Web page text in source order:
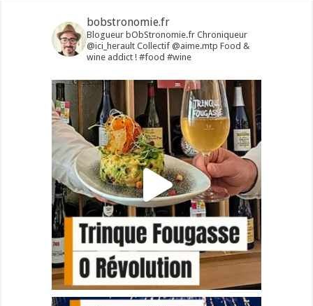
bobstronomie.fr
Blogueur bObStronomie.fr Chroniqueur
@ici_heraultCollectif @aime.mtp Food &
wine addict !#food #wine